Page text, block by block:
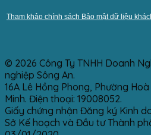
Tham khảo chính sách Bảo mật dữ liệu
© 2026 Công Ty TNHH Doanh
nghiệp Sông An.
16A Lê Hồng Phong, Phường
Minh. Điện thoại: 19008052.
Giấy chứng nhận Đăng ký Kinh
Sở Kế hoạch và Đầu tư Thành